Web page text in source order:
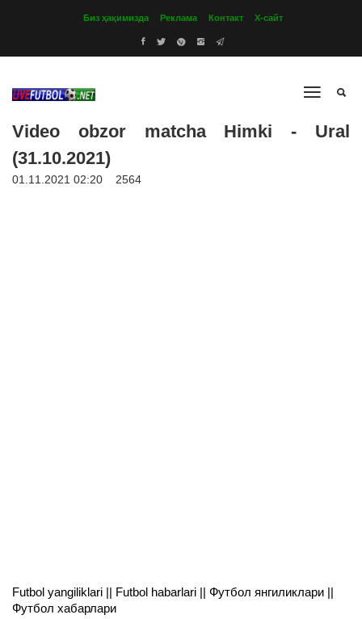
Биз ҳақимизда Реклама Контакт Х-сайт
Video obzor matcha Himki - Ural
(31.10.2021)
01.11.2021 02:20 2564
Futbol yangiliklari || Futbol habarlari || Футбол янгиликлари ||
Футбол хабарлари